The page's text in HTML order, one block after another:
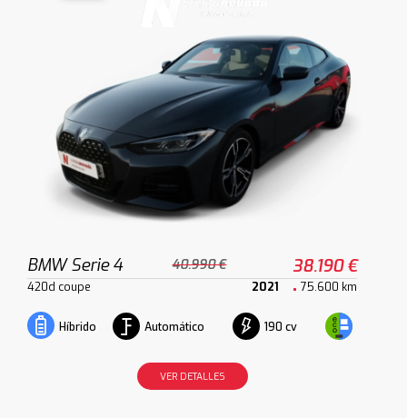
BMW Serie 4 40.990 € 38.190 €
420d coupe 2021 75.600 km
Híbrido Automático 190 cv
VER DETALLES